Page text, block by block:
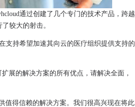
力的工业云
以管理需求
通过创建了几个专门的技术产品，跨越
较大的射击。
支持希望加速其向云的医疗组织提供支持的
展的解决方案的所有优点，请解决全面，
值得信赖的解决方案。我们很高兴现在将此